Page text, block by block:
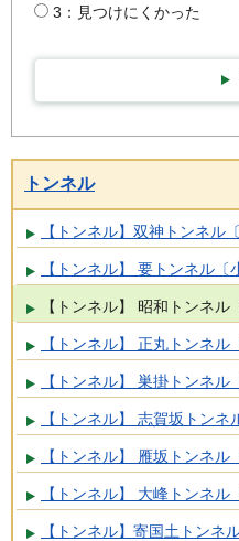
3：見つけにくかった
トンネル
【トンネル】双神トンネル
【トンネル】 要トンネル〔
【トンネル】 昭和トンネル
【トンネル】 正丸トンネル
【トンネル】 巣掛トンネル
【トンネル】 志賀坂トンネ
【トンネル】 雁坂トンネル
【トンネル】 大峰トンネル
【トンネル】寄国土トンネ